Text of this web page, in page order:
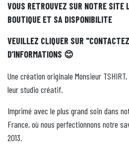
VOUS RETROUVEZ SUR NOTRE SITE
BOUTIQUE ET SA DISPONIBILITE
VEUILLEZ CLIQUER SUR
D’INFORMATIONS 😊
Une création originale Monsieur
leur studio créatif.
Imprimé avec le plus grand soin dans
France, où nous perfectionnons notre
2013.